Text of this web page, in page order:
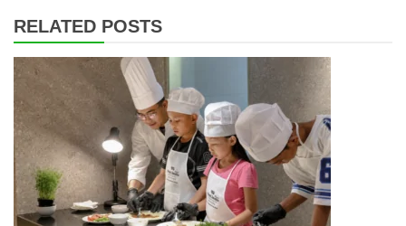
RELATED POSTS